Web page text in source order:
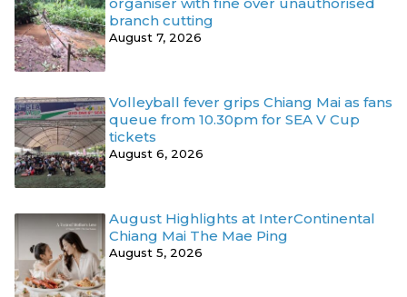
branch cutting
August 7, 2026
Volleyball fever grips Chiang Mai as fans
queue from 10.30pm for SEA V Cup
tickets
August 6, 2026
August Highlights at InterContinental
Chiang Mai The Mae Ping
August 5, 2026